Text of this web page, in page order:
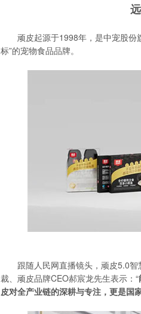
顽皮起源于1998年，是中宠股份
标”的宠物食品品牌。
跟随人民网直播镜头，顽皮5.0
裁、顽皮品牌CEO郝宸龙先生表示：“
皮对全产业链的深耕与专注，更是国